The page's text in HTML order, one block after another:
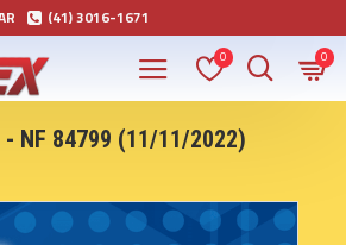
(41) 3016-1671
0 0
- NF 84799 (11/11/2022)